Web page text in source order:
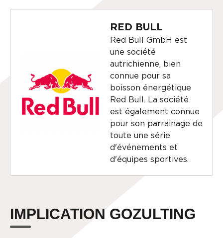
RED BULL
Red Bull GmbH est
une société
autrichienne, bien
connue pour sa
boisson énergétique
Red Bull. La société
est également connue
pour son parrainage de
toute une série
d'événements et
d'équipes sportives.
IMPLICATION GOZULTING